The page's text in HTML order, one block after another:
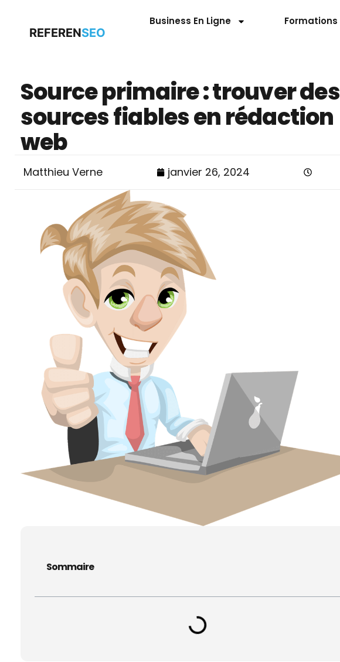
REFERENSEO
Business En Ligne Formations
Source primaire : trouver des
sources fiables en rédaction
web
Matthieu Verne janvier 26, 2024
Sommaire